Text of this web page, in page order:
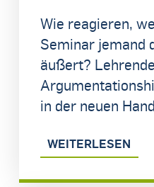
Wie reagieren,
Seminar jemand
äußert?
in der neuen
WEITERLESEN